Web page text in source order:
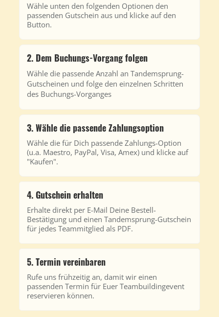
Wähle unten den folgenden Optionen den
passenden Gutschein aus und klicke auf den
Button.
2. Dem Buchungs-Vorgang folgen
Wähle die passende Anzahl an Tandemsprung-
Gutscheinen und folge den einzelnen Schritten
des Buchungs-Vorganges
3. Wähle die passende Zahlungsoption
Wähle die für Dich passende Zahlungs-Option
(u.a. Maestro, PayPal, Visa, Amex) und klicke auf
"Kaufen".
4. Gutschein erhalten
Erhalte direkt per E-Mail Deine Bestell-
Bestätigung und einen Tandemsprung-Gutschein
für jedes Teammitglied als PDF.
5. Termin vereinbaren
Rufe uns frühzeitig an, damit wir einen
passenden Termin für Euer Teambuildingevent
reservieren können.